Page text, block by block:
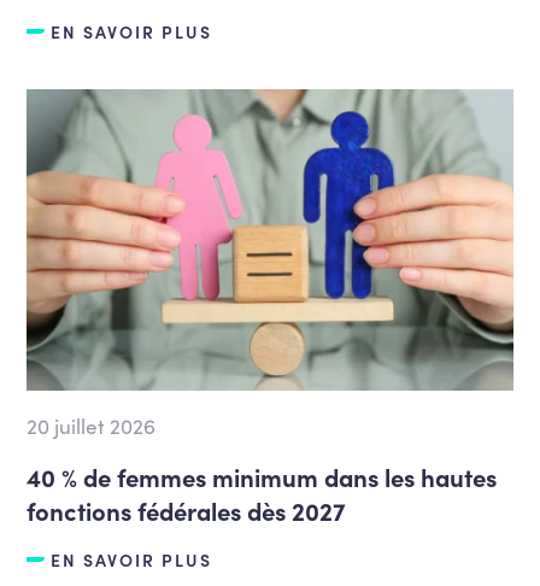
EN SAVOIR PLUS
20 juillet 2026
40 % de femmes minimum dans les hautes
fonctions fédérales dès 2027
EN SAVOIR PLUS